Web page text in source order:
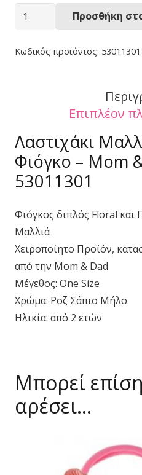
Λαστιχάκι
53011301
Προσθήκη
Κωδικός προϊόντος: 53011301
Επιπλέον
Λαστιχάκι
Φιόγκο – Mom
53011301
Φιόγκος διπλός Floral και
Μαλλιά
Χειροποίητο Προϊόν,
από την Mom & Dad
Μέγεθος: One Size
Χρώμα: Ροζ Σάπιο Μήλο
Ηλικία: από 2 ετών
Μπορεί
αρέσει…